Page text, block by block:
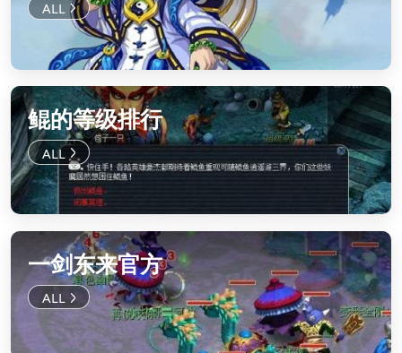
鲲的等级排行
一剑东来官方